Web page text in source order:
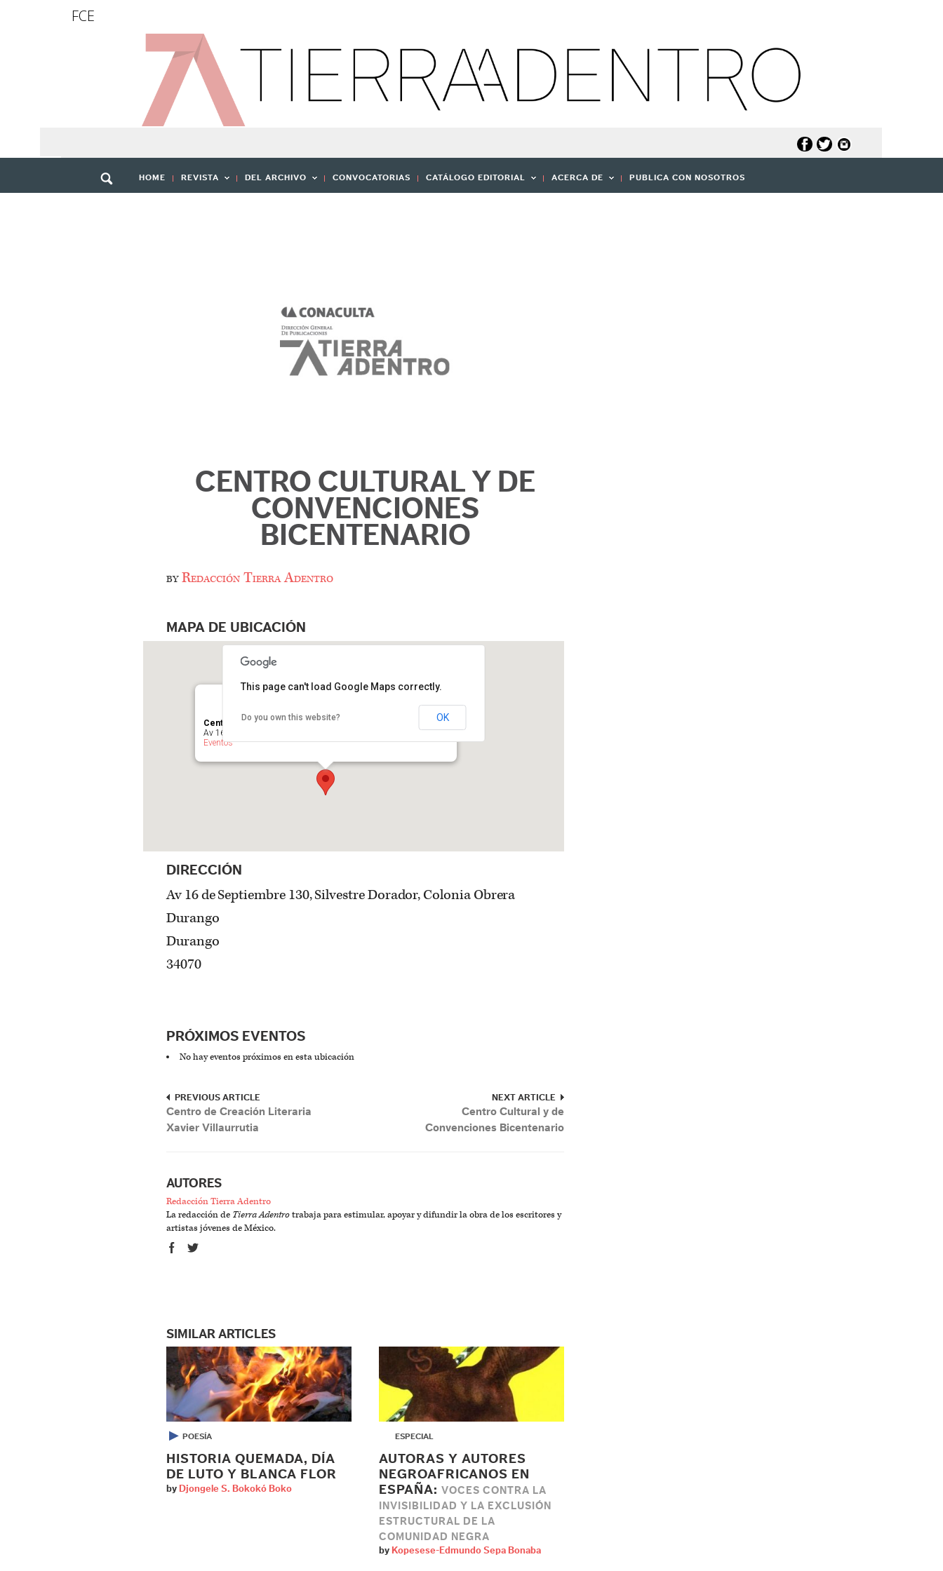
FCE
HOME REVISTA DEL ARCHIVO CONVOCATORIAS CATÁLOGO EDITORIAL ACERCA DE PUBLICA CON NOSOTROS
CENTRO CULTURAL Y DE
CONVENCIONES
BICENTENARIO
byRedacción Tierra Adentro
MAPA DE UBICACIÓN
Centro Cultural y de Convenciones Bicentenario
Av 16 de Septiembre 130, Silvestre Dorador, Colonia Obrera - Durango
Eventos
This page can't load Google Maps correctly.
Do you own this website? OK
DIRECCIÓN
Av 16 de Septiembre 130, Silvestre Dorador, Colonia Obrera
Durango
Durango
34070
PRÓXIMOS EVENTOS
No hay eventos próximos en esta ubicación
PREVIOUS ARTICLE
Centro de Creación Literaria
Xavier Villaurrutia
NEXT ARTICLE
Centro Cultural y de
Convenciones Bicentenario
AUTORES
Redacción Tierra Adentro
La redacción de Tierra Adentrotrabaja para estimular, apoyar y difundir la obra de los escritores y
artistas jóvenes de México.
SIMILAR ARTICLES
▶ POESÍA
HISTORIA QUEMADA, DÍA
DE LUTO Y BLANCA FLOR
by Djongele S. Bokokó Boko
ESPECIAL
AUTORAS Y AUTORES
NEGROAFRICANOS EN
ESPAÑA: VOCES CONTRA LA
INVISIBILIDAD Y LA EXCLUSIÓN
ESTRUCTURAL DE LA
COMUNIDAD NEGRA
by Kopesese-Edmundo Sepa Bonaba